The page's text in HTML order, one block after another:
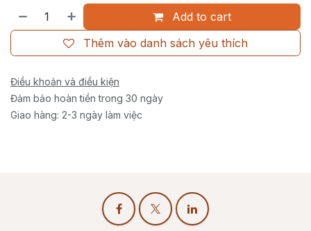
Add to cart
Thêm vào danh sách yêu thích
Điều khoản và điều kiện
Đảm bảo hoàn tiền trong 30 ngày
Giao hàng: 2-3 ngày làm việc